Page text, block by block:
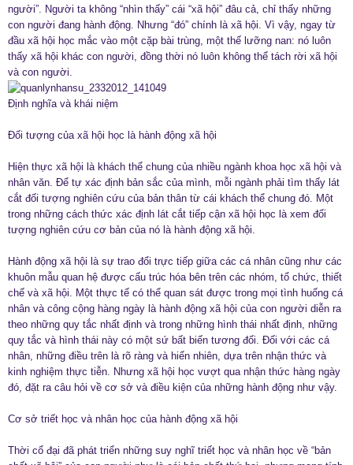
người”. Người ta không “nhìn thấy” cái “xã hội” đâu cả, chỉ thấy những
con người đang hành động. Nhưng “đó” chính là xã hội. Vì vậy, ngay từ
đầu xã hội học mắc vào một cặp bài trùng, một thế lưỡng nan: nó luôn
thấy xã hội khác con người, đồng thời nó luôn không thể tách rời xã hội
và con người.
Định nghĩa và khái niệm
Đối tượng của xã hội học là hành động xã hội
Hiện thực xã hội là khách thể chung của nhiều ngành khoa học xã hội và
nhân văn. Để tự xác định bản sắc của mình, mỗi ngành phải tìm thấy lát
cắt đối tượng nghiên cứu của bản thân từ cái khách thể chung đó. Một
trong những cách thức xác định lát cắt tiếp cận xã hội học là xem đối
tượng nghiên cứu cơ bản của nó là hành động xã hội.
Hành động xã hội là sự trao đổi trực tiếp giữa các cá nhân cũng như các
khuôn mẫu quan hệ được cấu trúc hóa bên trên các nhóm, tổ chức, thiết
chế và xã hội. Một thực tế có thể quan sát được trong mọi tình huống cá
nhân và công cộng hàng ngày là hành động xã hội của con người diễn ra
theo những quy tắc nhất định và trong những hình thái nhất định, những
quy tắc và hình thái này có một sứ bất biến tương đối. Đối với các cá
nhân, những điều trên là rõ ràng và hiển nhiên, dựa trên nhận thức và
kinh nghiệm thực tiễn. Nhưng xã hội học vượt qua nhận thức hàng ngày
đó, đặt ra câu hỏi về cơ sở và điều kiện của những hành động như vậy.
Cơ sở triết học và nhân học của hành động xã hội
Thời cổ đại đã phát triển những suy nghĩ triết học và nhân học về “bản